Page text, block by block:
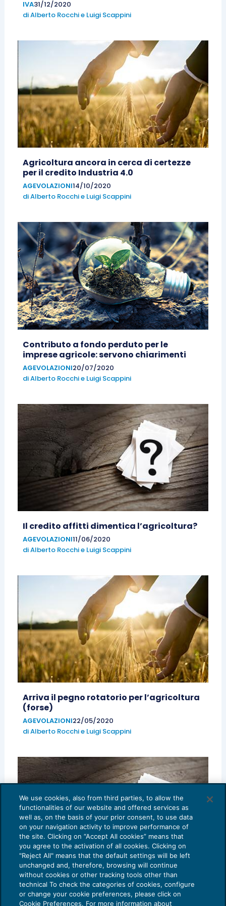
IVA31/12/2020
diAlberto Rocchie Luigi Scappini
Agricoltura ancora in cerca di certezze
per il credito Industria 4.0
AGEVOLAZIONI14/10/2020
diAlberto Rocchie Luigi Scappini
Contributo a fondo perduto per le
imprese agricole: servono chiarimenti
AGEVOLAZIONI20/07/2020
diAlberto Rocchie Luigi Scappini
Il credito affitti dimentica l’agricoltura?
AGEVOLAZIONI11/06/2020
diAlberto Rocchie Luigi Scappini
Arriva il pegno rotatorio per l’agricoltura
(forse)
AGEVOLAZIONI22/05/2020
diAlberto Rocchie Luigi Scappini
Ricavi, fatturato, volume d’affari: alla
ricerca di certezze nell’Italia delle
complicazioni
We use cookies, also from third parties, to allow the
functionalities of our website and offered services as
well as, on the basis of your prior consent, to use data
on your navigation activity to improve performance of
the site. Clicking on “Accept All cookies” means that
you agree to the activation of all cookies. Clicking on
"Reject All" means that the default settings will be left
unchanged and, therefore, browsing will continue
without cookies or other tracking tools other than
technical To check the categories of cookies, configure
or change your cookie preferences, please click on
Cookie Preferences. For more information about